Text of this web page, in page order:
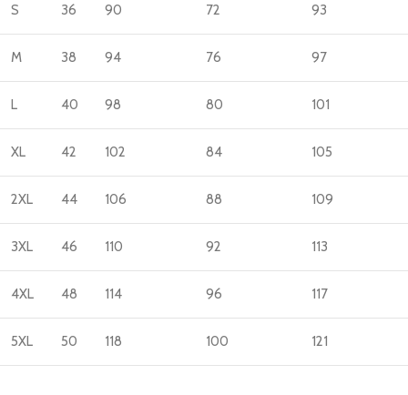
S 36 90 72 93
M 38 94 76 97
L 40 98 80 101
XL 42 102 84 105
2XL 44 106 88 109
3XL 46 110 92 113
4XL 48 114 96 117
5XL 50 118 100 121